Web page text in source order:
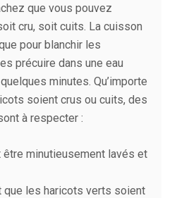
que vous pouvez
cru, soit cuits. La cuisson
pour blanchir les
précuire dans une eau
minutes. Qu’importe
soient crus ou cuits, des
à respecter :
minutieusement lavés et
que les haricots verts soient